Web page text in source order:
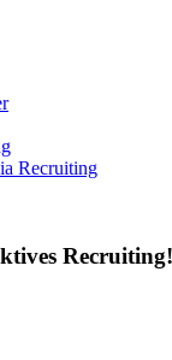
Recruiting
Recruiting!